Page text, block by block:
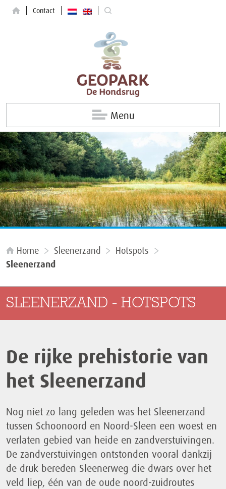
Contact
Menu
Home Sleenerzand
Hotspots
Sleenerzand
SLEENERZAND - HOTSPOTS
De rijke prehistorie van
het Sleenerzand
Nog niet zo lang geleden was het Sleenerzand
tussen Schoonoord en Noord-Sleen een woest en
verlaten gebied van heide en zandverstuivingen.
De zandverstuivingen ontstonden vooral dankzij
de druk bereden Sleenerweg die dwars over het
veld liep, één van de oude noord-zuidroutes